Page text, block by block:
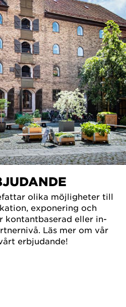
olika möjligheter till
exponering och
kontantbaserad eller in-
Läs mer om vår
erbjudande!